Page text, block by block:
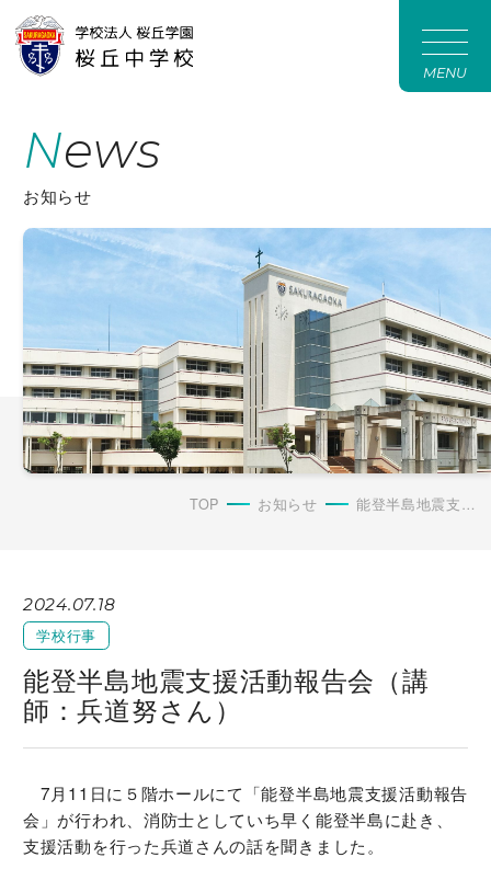
MENU
News
お知らせ
TOP お知らせ 能登半島地震支援活動報告会（講師：兵道努さん）
2024.07.18
学校行事
能登半島地震支援活動報告会（講
師：兵道努さん）
7月11日に５階ホールにて「能登半島地震支援活動報告
会」が行われ、消防士としていち早く能登半島に赴き、
支援活動を行った兵道さんの話を聞きました。